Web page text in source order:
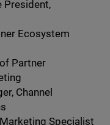
President,
Ecosystem
Partner
Channel
Specialist